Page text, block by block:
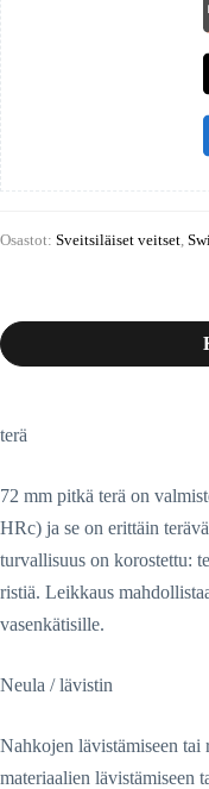
Osastot: Sveitsiläiset veitset
terä
72 mm pitkä terä on
HRc) ja se on erittäin
turvallisuus on korostettu:
ristiä. Leikkaus
vasenkätisille.
Neula / lävistin
Nahkojen lävistämiseen tai
materiaalien lävistämiseen